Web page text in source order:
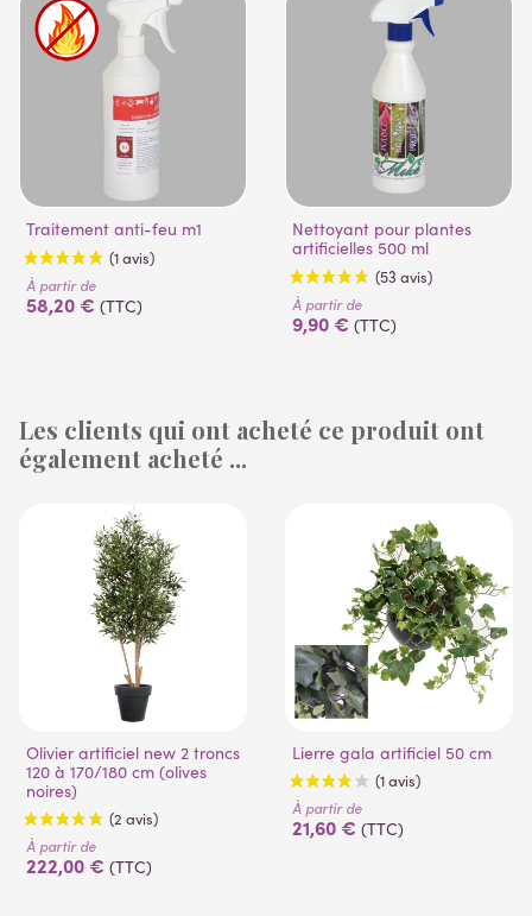
Traitement anti-feu m1
À partir de
58,20 € (TTC)
Nettoyant pour plantes
artificielles 500 ml
À partir de
9,90 € (TTC)
Les clients qui ont acheté ce produit ont
également acheté ...
Olivier artificiel new 2 troncs
120 à 170/180 cm (olives
noires)
À partir de
222,00 € (TTC)
Lierre gala artificiel 50 cm
À partir de
21,60 € (TTC)